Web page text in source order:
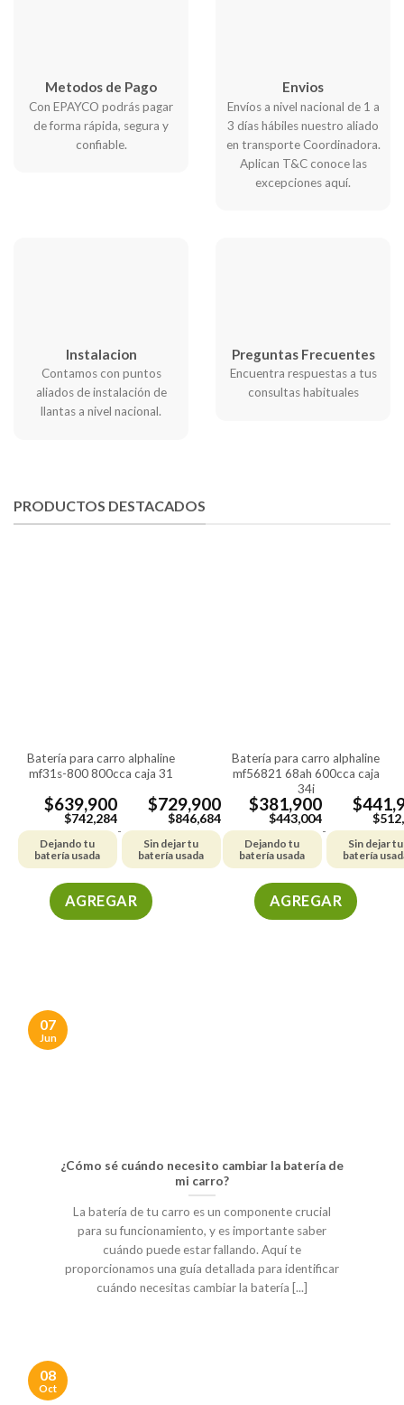
Metodos de Pago
Con EPAYCO podrás pagar
de forma rápida, segura y
confiable.
Envios
Envíos a nivel nacional de 1 a
3 días hábiles nuestro aliado
en transporte Coordinadora.
Aplican T&C conoce las
excepciones aquí.
Instalacion
Contamos con puntos
aliados de instalación de
llantas a nivel nacional.
Preguntas Frecuentes
Encuentra respuestas a tus
consultas habituales
PRODUCTOS DESTACADOS
batería para carro alphaline
mf31s-800 800cca caja 31
$639,900
$742,284
Dejando tu
batería usada
-
$729,900
$846,684
Sin dejar tu
batería usada
AGREGAR
de
batería para carro alphaline
mf56821 68ah 600cca caja
34i
$381,900
$443,004
Dejando tu
batería usada
-
$
$
Sin dejar tu
batería
AGREGAR
de
¿Cómo sé cuándo necesito cambiar la batería de
mi carro?
La batería de tu carro es un componente crucial
para su funcionamiento, y es importante saber
cuándo puede estar fallando. Aquí te
proporcionamos una guía detallada para identificar
cuándo necesitas cambiar la batería [...]
07
Jun
08
Oct